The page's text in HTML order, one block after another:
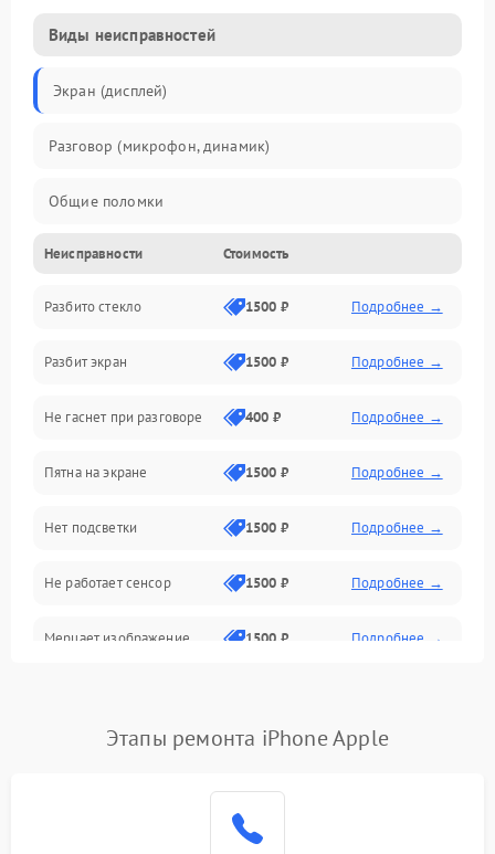
Виды неисправностей
Экран (дисплей)
Разговор (микрофон, динамик)
Общие поломки
Проблемы связи
Камеры
Проблемы с дисплеем и сенсором
Зарядка
Проблемы с питанием, зарядкой и аккумулятором
Проблемы с работой системы, корпусом и другие
Неисправности Стоимость
Разбито стекло 1500 ₽ Подробнее →
Разбит экран 1500 ₽ Подробнее →
Не гаснет при разговоре 400 ₽ Подробнее →
Пятна на экране 1500 ₽ Подробнее →
Нет подсветки 1500 ₽ Подробнее →
Не работает сенсор 1500 ₽ Подробнее →
Мерцает изображение 1500 ₽ Подробнее →
Не работает Face ID 4000 ₽ Подробнее →
Этапы ремонта iPhone Apple